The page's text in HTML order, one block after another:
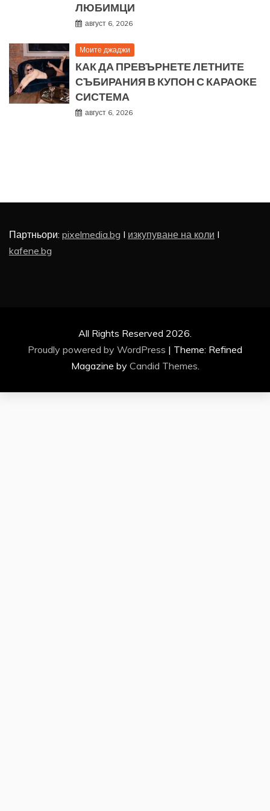
ЛЮБИМЦИ
август 6, 2026
Моите джаджи
КАК ДА ПРЕВЪРНЕТЕ ЛЕТНИТЕ
СЪБИРАНИЯ В КУПОН С КАРАОКЕ
СИСТЕМА
август 6, 2026
Партньори: pixelmedia.bg I изкупуване на коли I
kafene.bg
All Rights Reserved 2026.
Proudly powered by WordPress | Theme: Refined
Magazine by Candid Themes